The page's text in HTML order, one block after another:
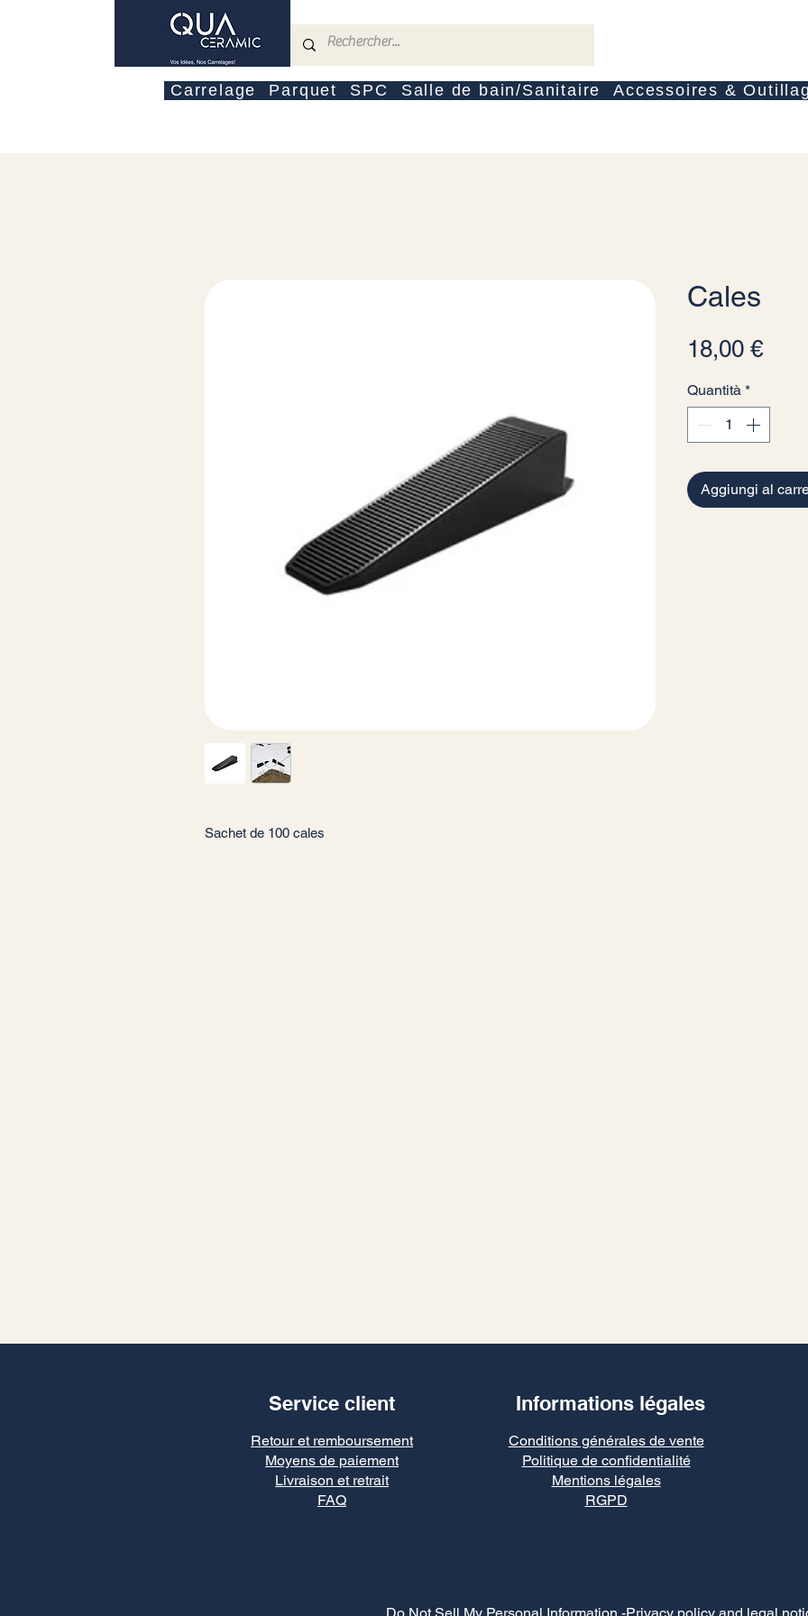
Carrelage Parquet SPC Salle de bain/Sanitaire Accessoires &
Sachet de 100 cales
Cales
18,00 €
Quantità *
Aggiungi al
Service client Informations légales
Retour et remboursement
Moyens de paiement
Livraison et retrait
FAQ
Conditions générales de vente
Politique de confidentialité
Mentions légales
RGPD